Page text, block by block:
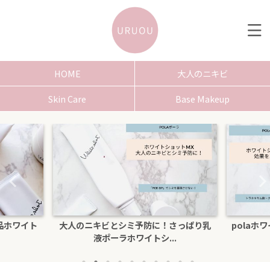
HOME
大人のニキビ
Skin Care
Base Makeup
ホワイト
大人のニキビとシミ予防に！さっぱり乳
液ポーラホワイトシ...
polaホワ